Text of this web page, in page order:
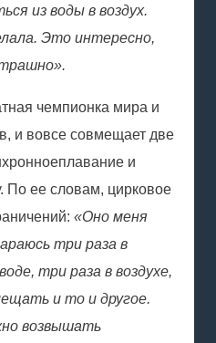
из воды в воздух.
Это интересно,
чемпионка мира и
и вовсе совмещает две
плавание и
По ее словам, цирковое
«Оно меня
три раза в
три раза в воздухе,
и то и другое.
возвышать